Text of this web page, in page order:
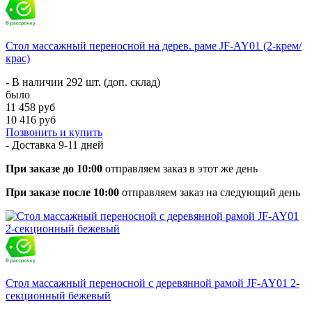
Стол массажный переносной на дерев. раме JF-AY01 (2-крем/
крас)
- В наличии 292 шт. (доп. склад)
было
11 458 руб
10 416 руб
Позвонить и купить
- Доставка 9-11 дней
При заказе до 10:00 отправляем заказ в этот же день
При заказе после 10:00 отправляем заказ на следующий день
Стол массажный переносной с деревянной рамой JF-AY01 2-
секционный бежевый